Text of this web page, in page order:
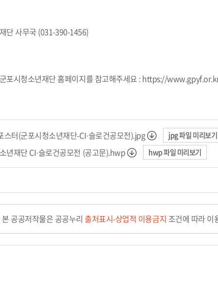
단 사무국 (031-390-1456)
포시청소년재단 홈페이지를 참고해주세요 : https://
스터(군포시청소년재단-CI·슬로건공모전).jpg jpg 파일 미리보기
년재단 CI·슬로건공모전 (공고문).hwp hwp 파일 미리보기
본 공공저작물은 공공누리 출처표시-상업적 이용금지 조건에 따라 이